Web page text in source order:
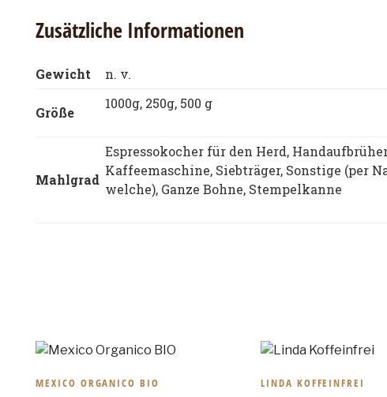
Zusätzliche Informationen
Gewicht n. v.
Größe
1000g, 250g, 500 g
Mahlgrad
Espressokocher für den Herd,
Kaffeemaschine, Siebträger, Sonstige (per
welche), Ganze Bohne, Stempelkanne
MEXICO ORGANICO BIO LINDA KOFFEINFREI